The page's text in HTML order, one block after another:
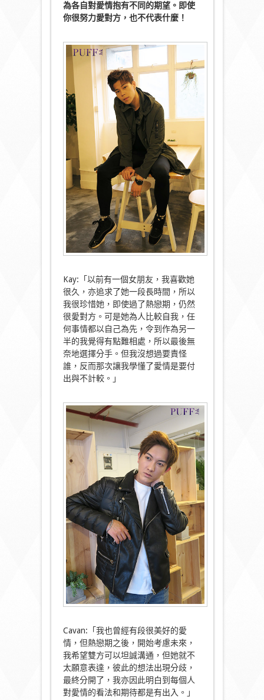
為各自對愛情抱有不同的期望。即使
你很努力愛對方，也不代表什麼！
Kay:「以前有一個女朋友，我喜歡她
很久，亦追求了她一段長時間，所以
我很珍惜她，即使過了熱戀期，仍然
很愛對方。可是她為人比較自我，任
何事情都以自己為先，令到作為另一
半的我覺得有點難相處，所以最後無
奈地選擇分手。但我沒想過要責怪
誰，反而那次讓我學懂了愛情是要付
出與不計較。」
Cavan:「我也曾經有段很美好的愛
情，但熱戀期之後，開始考慮未來，
我希望雙方可以坦誠溝通，但她就不
太願意表達，彼此的想法出現分歧，
最終分開了，我亦因此明白到每個人
對愛情的看法和期待都是有出入。」